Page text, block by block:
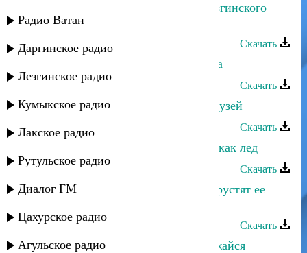
Радио Ватан
Даргинское радио
Лезгинское радио
Кумыкское радио
Лакское радио
Рутульское радио
Диалог FM
Цахурское радио
Агульское радио
Рейсан Магомедкеримов - Сын лезгинского
народа
Скачать
Рейсан Магомедкеримов - Эльмира
Скачать
Рейсан Магомедкеримов - Цена друзей
Скачать
Рейсан Магомедкеримов - Сердце как лед
Скачать
Рейсан Магомедкеримов - О чем грустят ее
Скачать
Рейсан Магомедкеримов - Не обижайся